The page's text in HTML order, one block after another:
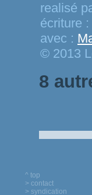
realisé
écriture :
avec :
© 2013
8
^ top
> contact
> syndication